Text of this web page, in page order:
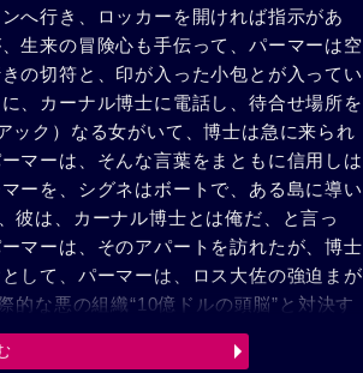
へ行き、ロッカーを開ければ指示があ
生来の冒険心も手伝って、パーマーは空
の切符と、印が入った小包とが入ってい
、カーナル博士に電話し、待合せ場所を
ック）なる女がいて、博士は急に来られ
マーは、そんな言葉をまともに信用しは
ーを、シグネはボートで、ある島に導い
彼は、カーナル博士とは俺だ、と言っ
マーは、そのアパートを訪れたが、博士
して、パーマーは、ロス大佐の強迫まが
な悪の組織“10億ドルの頭脳”と対決す
ーという億万長者で、彼は、私財のすべ
おり、巨大な電子頭脳からの命令で、世